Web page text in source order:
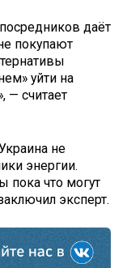
даёт
покупают
уйти на
— считает
не
энергии.
пока что могут
эксперт.